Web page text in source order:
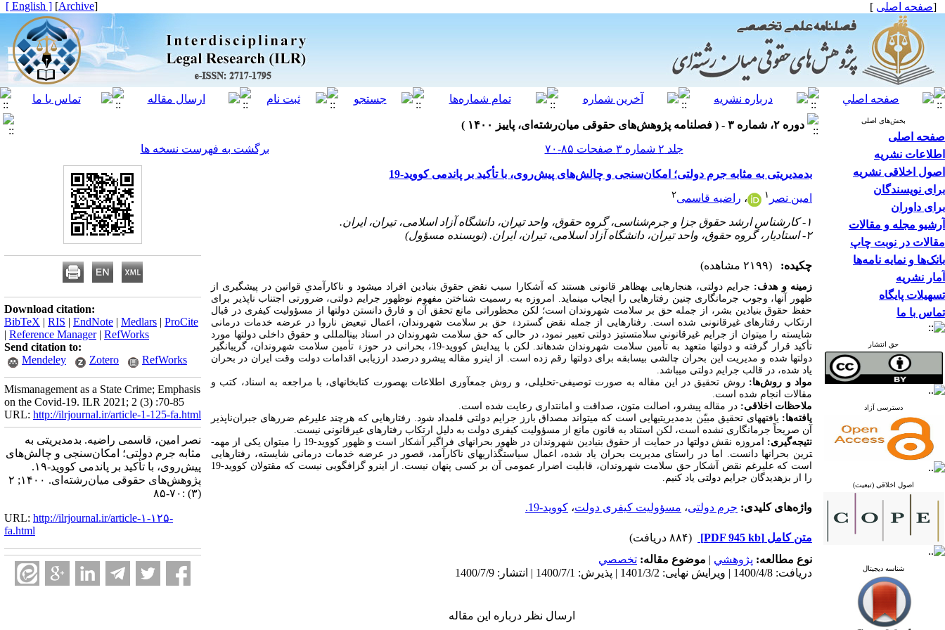
[صفحه اصلی ]
[
Archive
]
[ English ]
بخش‌های اصلی
صفحه اصلی
اطلاعات نشریه
اصول اخلاقی نشریه
برای نویسندگان
برای داوران
آرشیو مجله و مقالات
مقالات در نوبت چاپ
بانک‌ها و نمایه نامه‌ها
آمار نشریه
تسهیلات پایگاه
تماس با ما
حق انتشار
دسترسی آزاد
اصول اخلاقی (تبعیت)
شناسه دیجیتال
دوره ۲، شماره ۳ - ( فصلنامه پژوهش‌های حقوقی میان‌رشته‌ای، پاییز ۱۴۰۰ )
جلد ۲ شماره ۳ صفحات ۸۵-۷۰
برگشت به فهرست نسخه ها
بدمدیریتی به مثابه جرم دولتی؛ امکان‌سنجی و چالش‌های پیش‌روی، با تأکید بر پاندمی کووید-19
امین نصر ۱ ، راضیه قاسمی۲
۱- کارشناس ارشد حقوق جزا و جرم‌شناسی، گروه حقوق، واحد تیران، دانشگاه آزاد اسلامی، تیران، ایران.
۲- استادیار، گروه حقوق، واحد تیران، دانشگاه آزاد اسلامی، تیران، ایران. (نویسنده مسؤول)
چکیده: (۲۱۹۹ مشاهده)
زمینه و هدف: جرایم دولتی، هنجارهایی به­ظاهر قانونی هستند که آشکارا سبب نقض حقوق بنیادین افراد می­شود و ناکارآمدیِ قوانین در پیشگیری از
ظهور آن­ها، وجوب جرم­انگاری چنین رفتارهایی را ایجاب می­نماید. امروزه به رسمیت شناختن مفهوم نوظهور جرایم دولتی، ضرورتی اجتناب­ ناپذیر برای
حفظ حقوق بنیادین بشر، از جمله حق بر سلامت شهروندان است؛ لکن محظوراتی مانع تحقق آن و فارق دانستن دولت­­ها از مسؤولیت کیفری در قبال
ارتکاب رفتارهای غیرقانونی شده است. رفتارهایی از جمله نقض گستردۀ
حق بر سلامت شهروندان، اعمال تبعیض ناروا در عرضه خدمات درمانی
شایسته را می­توان از جرایم غیرقانونیِ سلامت­ستیز دولتی تعبیر نمود، در حالی که حق سلامت شهروندان در اسناد بین­المللی و حقوق داخلی دولت­ها مورد
تأکید قرار گرفته و دولت­ها متعهد به تأمین سلامت شهروندان شده­اند. لکن با پیدایش کووید-19، بحرانی در حوز
ۀ تأمین سلامت شهروندان، گریبانگیر
دولت­ها شده و مدیریت این بحران چالشی بی­سابقه برای دولت­ها رقم زده است. از این­رو مقاله پیش­رو درصدد ارزیابی اقدامات دولت وقت ایران در بحران
یاد شده، در قالب جرایم دولتی می­باشد.
مواد و روش‌ها: روش تحقیق در این مقاله به صورت توصیفی-تحلیلی، و روش جمع­آوری اطلاعات به­صورت کتابخانه­ای، با مراجعه به اسناد، کتب و
مقالات انجام شده است.
ملاحظات اخلاقی: در مقاله پیش­رو، اصالت متون، صداقت و امانت­داری رعایت شده است.
یافته‌ها: یافته­های تحقیق مبیّن بدمدیریتی­هایی است که می­تواند مصداق بارز جرایم دولتی قلمداد شود. رفتارهایی که هرچند علی­رغم ضررهای جبران‌ناپذیر
آن صریحاً جرم­انگاری نشده است، لکن استناد به قانون مانع از مسؤولیت کیفری دولت به دلیل ارتکاب رفتارهای غیرقانونی نیست.
نتیجه‌گیری:
امروزه نقش دولت­ها در حمایت از حقوق بنیادین شهروندان در ظهور بحران­های فراگیر آشکار است و ظهور کووید-19 را می­توان یکی از مهم­
ترین بحران­ها دانست. اما در راستای مدیریت بحران یاد شده، اعمال سیاست­گذاری­های ناکارآمد، قصور در عرضه خدمات درمانی شایسته، رفتارهایی
است که علی­رغم نقض آشکار حق سلامت شهروندان، قابلیت اضرار عمومی آن بر کسی پنهان نیست. از این­رو گزاف­گویی نیست که مقتولان کووید-19
را از بزه­دیدگان جرایم دولتی یاد کنیم.
واژه‌های کلیدی: جرم دولتی، مسؤولیت کیفری دولت، کووید-19.
متن کامل [PDF 945 kb]
(۸۸۴ دریافت)
نوع مطالعه: پژوهشي | موضوع مقاله: تخصصي
دریافت: 1400/4/8 | ویرایش نهایی: 1401/3/2 | پذیرش: 1400/7/1 | انتشار: 1400/7/9
ارسال نظر درباره این مقاله
Download citation:
BibTeX | RIS | EndNote | Medlars | ProCite
| Reference Manager| RefWorks
Send citation to:
Mendeley
Zotero RefWorks
Mismanagement as a State Crime; Emphasis
on the Covid-19. ILR 2021; 2 (3) :70-85
URL: http://ilrjournal.ir/article-1-125-fa.html
نصر امین، قاسمی راضیه. بدمدیریتی به
مثابه جرم دولتی؛ امکان‌سنجی و چالش‌های
پیش‌روی، با تأکید بر پاندمی کووید-۱۹.
پژوهش‌های حقوقی میان‌رشته‌ای. ۱۴۰۰; ۲
(۳) :۷۰-۸۵
URL: http://ilrjournal.ir/article-۱-۱۲۵-
fa.html